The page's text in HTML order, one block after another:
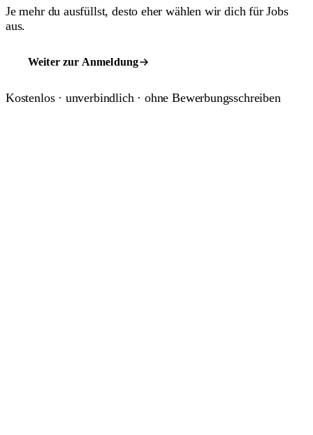
Je mehr du ausfüllst, desto eher wählen wir dich für Jobs
aus.
Weiter zur Anmeldung
Kostenlos · unverbindlich · ohne Bewerbungsschreiben